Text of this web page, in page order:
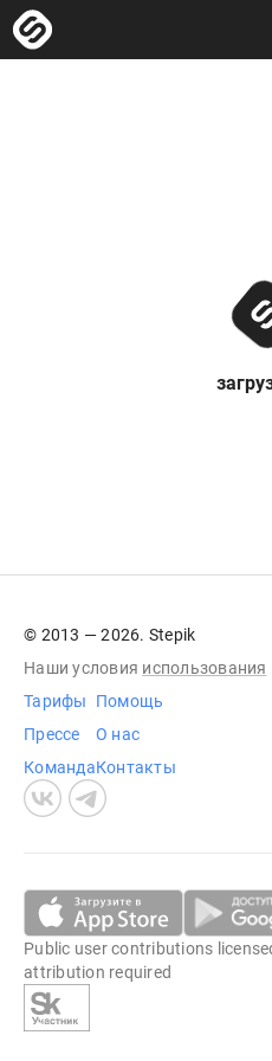
© 2013 — 2026. Stepik
Наши условия использования
Тарифы
Прессе
Команда
Помощь
О нас
Контакты
Public user contributions
attribution required